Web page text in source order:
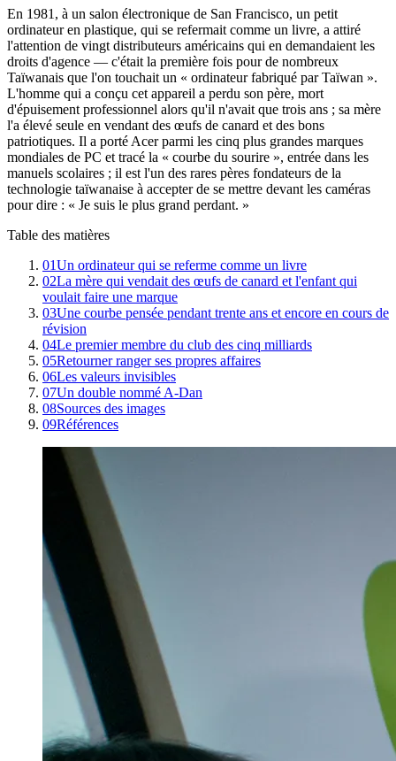
En 1981, à un salon électronique de San Francisco, un petit
ordinateur en plastique, qui se refermait comme un livre, a attiré
l'attention de vingt distributeurs américains qui en demandaient les
droits d'agence — c'était la première fois pour de nombreux
Taïwanais que l'on touchait un « ordinateur fabriqué par Taïwan ».
L'homme qui a conçu cet appareil a perdu son père, mort
d'épuisement professionnel alors qu'il n'avait que trois ans ; sa mère
l'a élevé seule en vendant des œufs de canard et des bons
patriotiques. Il a porté Acer parmi les cinq plus grandes marques
mondiales de PC et tracé la « courbe du sourire », entrée dans les
manuels scolaires ; il est l'un des rares pères fondateurs de la
technologie taïwanaise à accepter de se mettre devant les caméras
pour dire : « Je suis le plus grand perdant. »
Table des matières
01Un ordinateur qui se referme comme un livre
02La mère qui vendait des œufs de canard et l'enfant qui
voulait faire une marque
03Une courbe pensée pendant trente ans et encore en cours de
révision
04Le premier membre du club des cinq milliards
05Retourner ranger ses propres affaires
06Les valeurs invisibles
07Un double nommé A-Dan
08Sources des images
09Références